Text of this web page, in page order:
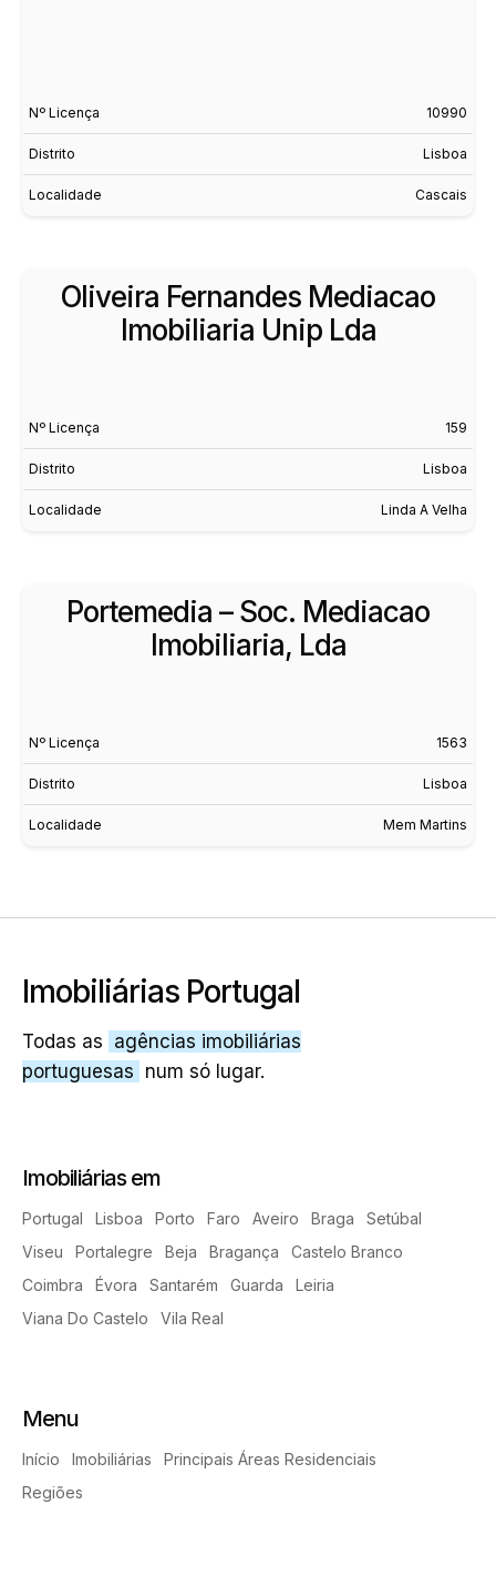
Nº Licença 10990
Distrito Lisboa
Localidade Cascais
Oliveira Fernandes Mediacao
Imobiliaria Unip Lda
Nº Licença 159
Distrito Lisboa
Localidade Linda A Velha
Portemedia – Soc. Mediacao
Imobiliaria, Lda
Nº Licença 1563
Distrito Lisboa
Localidade Mem Martins
Imobiliárias Portugal
Todas as agências imobiliárias
portuguesas num só lugar.
Imobiliárias em
Portugal Lisboa Porto Faro Aveiro Braga
Setúbal
Viseu
Portalegre Beja Bragança
Castelo Branco
Coimbra
Évora Santarém Guarda
Leiria
Viana Do Castelo
Vila Real
Menu
Início Imobiliárias
Principais Áreas Residenciais
Regiões